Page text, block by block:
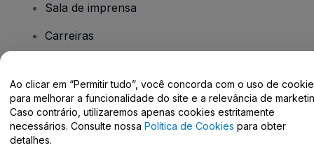
Sala de imprensa
Carreiras
Tem dúvidas?
Centro de Ajuda / Fale Conosco
Ao clicar em “Permitir tudo”, você concorda com o uso de
para melhorar a funcionalidade do site e a relevância de
Caso contrário, utilizaremos apenas cookies estritamente
necessários. Consulte nossa Política de Cookies para obter
detalhes.